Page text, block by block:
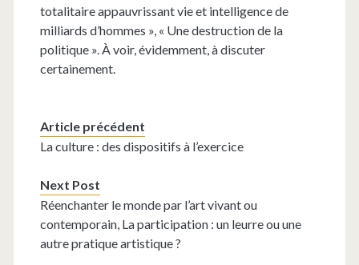
totalitaire appauvrissant vie et intelligence de
milliards d’hommes », « Une destruction de la
politique ». À voir, évidemment, à discuter
certainement.
Article précédent
La culture : des dispositifs à l’exercice
Next Post
Réenchanter le monde par l’art vivant ou
contemporain, La participation : un leurre ou une
autre pratique artistique ?